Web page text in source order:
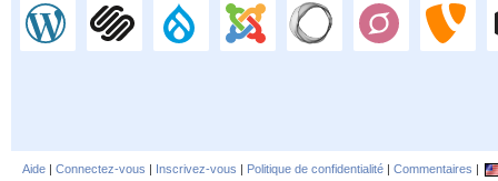
Aide | Connectez-vous | Inscrivez-vous | Politique de confidentialité | Commentaires |